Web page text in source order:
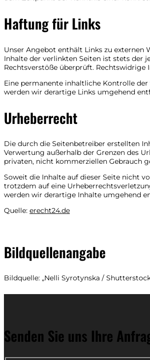
Haftung für Links
Unser Angebot enthält Links zu externen
Inhalte der verlinkten Seiten ist stets der
Rechtsverstöße überprüft.
Eine permanente inhaltliche Kontrolle
werden wir derartige Links umgehend
Urheberrecht
Die durch die Seitenbetreiber erstellten
Verwertung außerhalb der Grenzen des
privaten, nicht kommerziellen Gebrauch
Soweit die Inhalte auf dieser Seite nicht
trotzdem auf eine
werden wir derartige Inhalte umgehend
Quelle: erecht24.de
Bildquellenangabe
Bildquelle: „Nelli Syrotynska /
Senden Sie uns Ihre